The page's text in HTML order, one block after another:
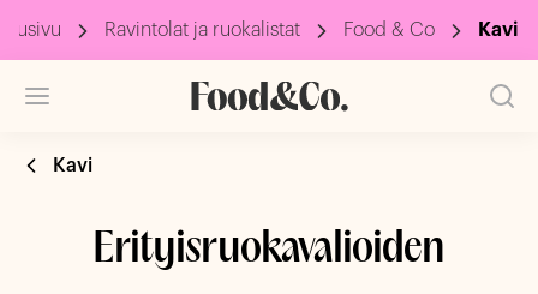
Ravintolat ja ruokalistat Food & Co Kavi
Kavi
Erityisruokavalioiden